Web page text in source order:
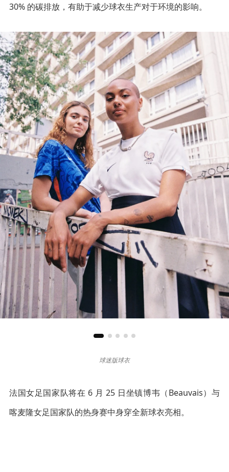
30% 的碳排放，有助于减少球衣生产对于环境的影响。
球迷版球衣
法国女足国家队将在 6 月 25 日坐镇博韦（Beauvais）与
喀麦隆女足国家队的热身赛中身穿全新球衣亮相。